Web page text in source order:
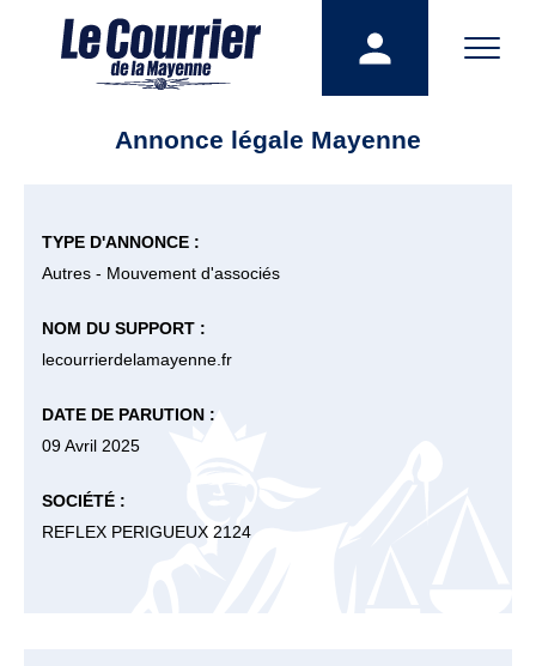
Annonce légale Mayenne
TYPE D'ANNONCE :
Autres - Mouvement d'associés
NOM DU SUPPORT :
lecourrierdelamayenne.fr
DATE DE PARUTION :
09 Avril 2025
SOCIÉTÉ :
REFLEX PERIGUEUX 2124